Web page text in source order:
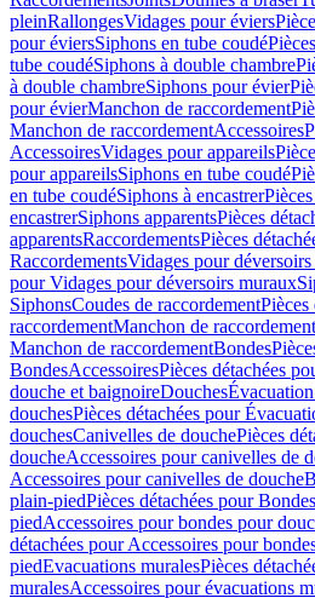
pleinRallongesVidages pour éviers
pour éviersSiphons en tube coudé
tube coudéSiphons à double chambre
à double chambreSiphons pour évier
pour évierManchon de raccordement
Manchon de raccordementAccessoires
AccessoiresVidages pour appareils
pour appareilsSiphons en tube coudé
en tube coudéSiphons à encastrer
encastrerSiphons apparentsPièces
apparentsRaccordementsPièces
RaccordementsVidages pour
pour Vidages pour déversoirs muraux
SiphonsCoudes de raccordementPièces
raccordementManchon de raccordement
Manchon de raccordementBondes
BondesAccessoiresPièces détachées
douche et baignoireDouches
douchesPièces détachées pour
douchesCanivelles de douchePièces
doucheAccessoires pour canivelles de
Accessoires pour canivelles de douche
plain-piedPièces détachées pour
piedAccessoires pour bondes pour
détachées pour Accessoires pour
piedEvacuations muralesPièces
muralesAccessoires pour évacuations